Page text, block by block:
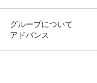
グループについて
アドバンス